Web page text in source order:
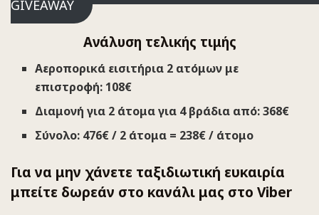
GIVEAWAY
Ανάλυση τελικής τιμής
Αεροπορικά εισιτήρια 2 ατόμων με
επιστροφή: 108€
Διαμονή για 2 άτομα για 4 βράδια από:368€
Σύνολο: 476€ / 2 άτομα = 238€ / άτομο
Για να μην χάνετε ταξιδιωτική ευκαιρία
μπείτε δωρεάν στο κανάλι μας στο Viber